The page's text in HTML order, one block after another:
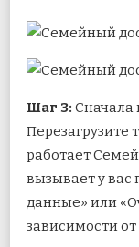
Шаг 3: Сначала
Перезагрузите
работает
вызывает у
данные» или
зависимости